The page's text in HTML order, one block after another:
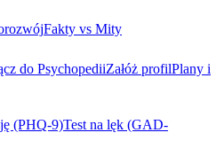
Fakty vs Mity
do PsychopediiZałóż profilPlany i
(PHQ-9)Test na lęk (GAD-